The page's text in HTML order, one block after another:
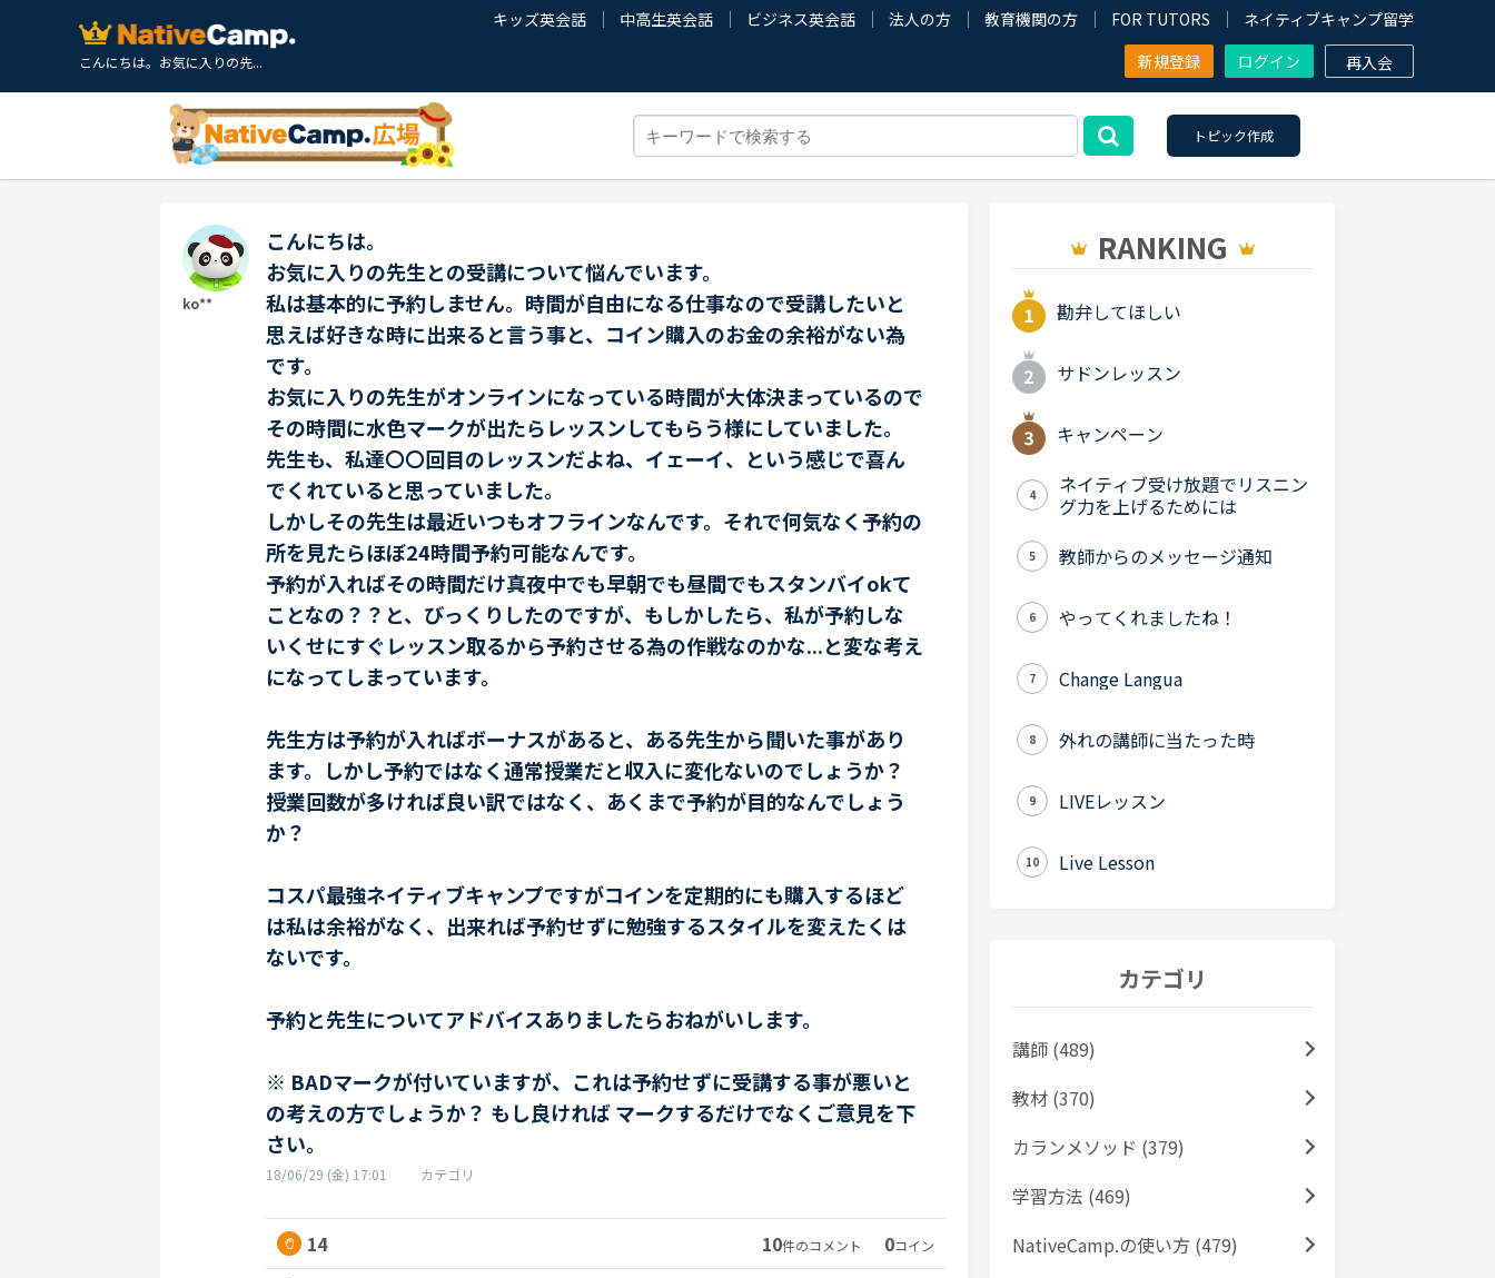
こんにちは。お気に入りの先...
キッズ英会話 中高生英会話 ビジネス英会話 法人の方 教育機関の方 FOR TUTORS
ネイティブキャンプ留学
新規登録
ログイン 再入会
トピック作成
ko**
こんにちは。
お気に入りの先生との受講について悩んでいます。
私は基本的に予約しません。時間が自由になる仕事なので受講したいと
思えば好きな時に出来ると言う事と、コイン購入のお金の余裕がない為
です。
お気に入りの先生がオンラインになっている時間が大体決まっているので
その時間に水色マークが出たらレッスンしてもらう様にしていました。
先生も、私達〇〇回目のレッスンだよね、イェーイ、という感じで喜ん
でくれていると思っていました。
しかしその先生は最近いつもオフラインなんです。それで何気なく予約の
所を見たらほぼ24時間予約可能なんです。
予約が入ればその時間だけ真夜中でも早朝でも昼間でもスタンバイokて
ことなの？？と、びっくりしたのですが、もしかしたら、私が予約しな
いくせにすぐレッスン取るから予約させる為の作戦なのかな...と変な考え
になってしまっています。
先生方は予約が入ればボーナスがあると、ある先生から聞いた事があり
ます。しかし予約ではなく通常授業だと収入に変化ないのでしょうか？
授業回数が多ければ良い訳ではなく、あくまで予約が目的なんでしょう
か？
コスパ最強ネイティブキャンプですがコインを定期的にも購入するほど
は私は余裕がなく、出来れば予約せずに勉強するスタイルを変えたくは
ないです。
予約と先生についてアドバイスありましたらおねがいします。
※ BADマークが付いていますが、これは予約せずに受講する事が悪いと
の考えの方でしょうか？ もし良ければ マークするだけでなくご意見を下
さい。
18/06/29 (金) 17:01 カテゴリ
14 10件のコメント 0コイン
RANKING
勘弁してほしい
サドンレッスン
キャンペーン
4
ネイティブ受け放題でリスニン
グ力を上げるためには
5 教師からのメッセージ通知
6 やってくれましたね！
7 Change Langua
8 外れの講師に当たった時
9 LIVEレッスン
10 Live Lesson
カテゴリ
講師 (489)
教材 (370)
カランメソッド (379)
学習方法 (469)
NativeCamp.の使い方 (479)